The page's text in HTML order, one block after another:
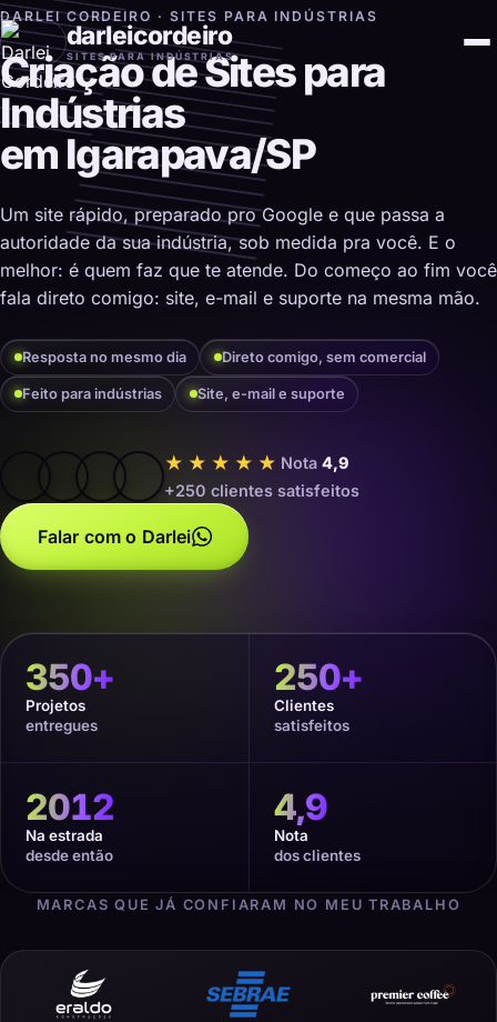
darleicordeiro
SITES PARA INDÚSTRIAS
DARLEI CORDEIRO · SITES PARA INDÚSTRIAS
Criação de Sites para
Indústrias
em Igarapava/SP
Um site rápido, preparado pro Google e que passa a
autoridade da sua indústria, sob medida pra você. E o
melhor: é quem faz que te atende. Do começo ao fim você
fala direto comigo: site, e-mail e suporte na mesma mão.
Resposta no mesmo dia Direto comigo, sem comercial
Feito para indústrias Site, e-mail e suporte
★★★★★ Nota 4,9
+250 clientes satisfeitos
Falar com o Darlei
350+
Projetos
entregues
250+
Clientes
satisfeitos
2012
Na estrada
desde então
4,9
Nota
dos clientes
MARCAS QUE JÁ CONFIARAM NO MEU TRABALHO